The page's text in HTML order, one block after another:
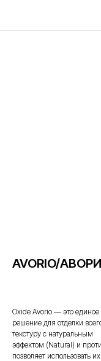
AVORIO/
Oxide Avorio — это
решение для отделки
текстуру с натуральным
эффектом (Natural) и
позволяет использовать